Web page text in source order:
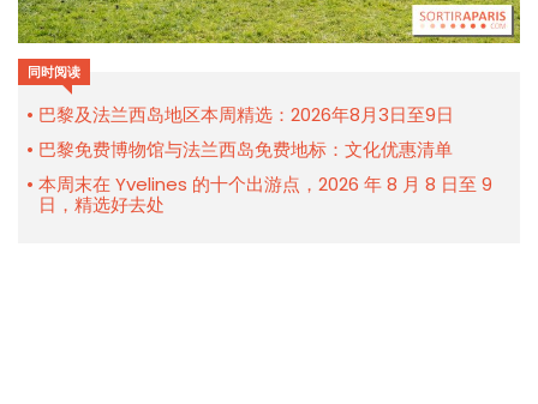
同时阅读
巴黎及法兰西岛地区本周精选：2026年8月3日至9日
巴黎免费博物馆与法兰西岛免费地标：文化优惠清单
本周末在 Yvelines 的十个出游点，2026 年 8 月 8 日至 9
日，精选好去处